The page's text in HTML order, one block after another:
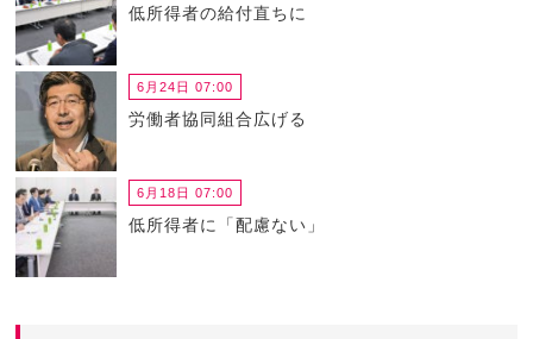
低所得者の給付直ちに
6月24日 07:00
労働者協同組合広げる
6月18日 07:00
低所得者に「配慮ない」